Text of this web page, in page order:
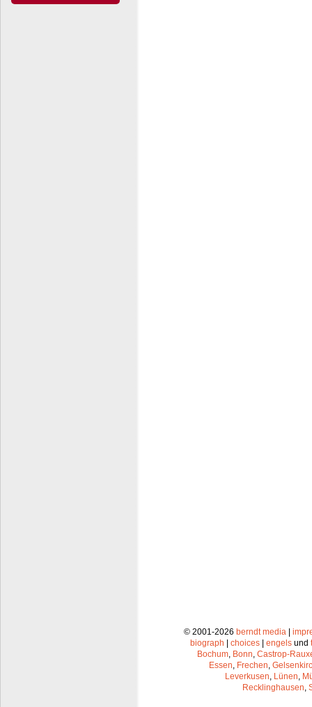
© 2001-2026 berndt media |
biograph | choices | engels und
Bochum Bonn Castrop-
Essen Frechen
Leverkusen Lünen
Recklinghausen